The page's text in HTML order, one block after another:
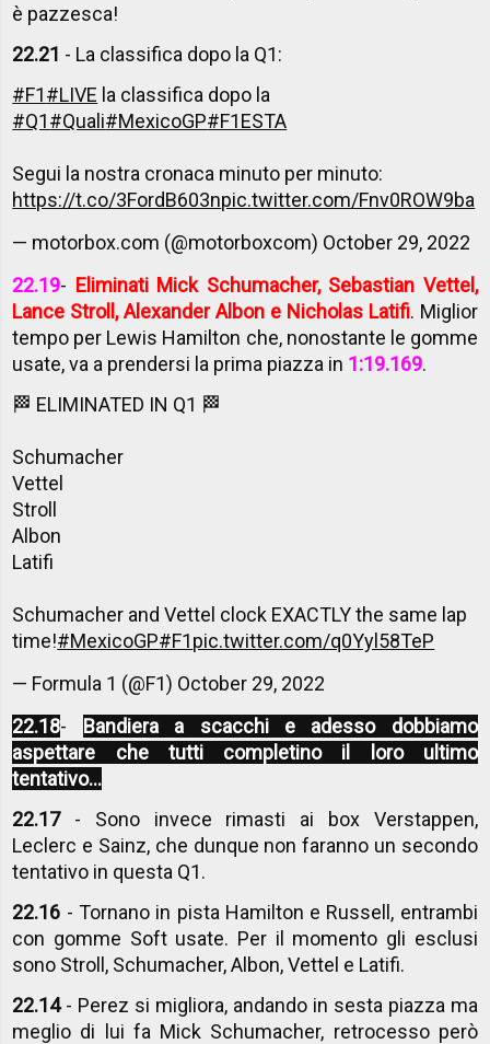
è pazzesca!
22.21 - La classifica dopo la Q1:
#F1#LIVE la classifica dopo la
#Q1#Quali#MexicoGP#F1ESTA
Segui la nostra cronaca minuto per minuto:
https://t.co/3FordB603npic.twitter.com/Fnv0ROW9ba
— motorbox.com (@motorboxcom) October 29, 2022
22.19- Eliminati Mick Schumacher, Sebastian Vettel,
Lance Stroll, Alexander Albon e Nicholas Latifi. Miglior
tempo per Lewis Hamilton che, nonostante le gomme
usate, va a prendersi la prima piazza in 1:19.169.
🏁 ELIMINATED IN Q1 🏁
Schumacher
Vettel
Stroll
Albon
Latifi
Schumacher and Vettel clock EXACTLY the same lap
time!#MexicoGP#F1pic.twitter.com/q0Yyl58TeP
— Formula 1 (@F1) October 29, 2022
22.18- Bandiera a scacchi e adesso dobbiamo
aspettare che tutti completino il loro ultimo
tentativo...
22.17 - Sono invece rimasti ai box Verstappen,
Leclerc e Sainz, che dunque non faranno un secondo
tentativo in questa Q1.
22.16 - Tornano in pista Hamilton e Russell, entrambi
con gomme Soft usate. Per il momento gli esclusi
sono Stroll, Schumacher, Albon, Vettel e Latifi.
22.14- Perez si migliora, andando in sesta piazza ma
meglio di lui fa Mick Schumacher, retrocesso però